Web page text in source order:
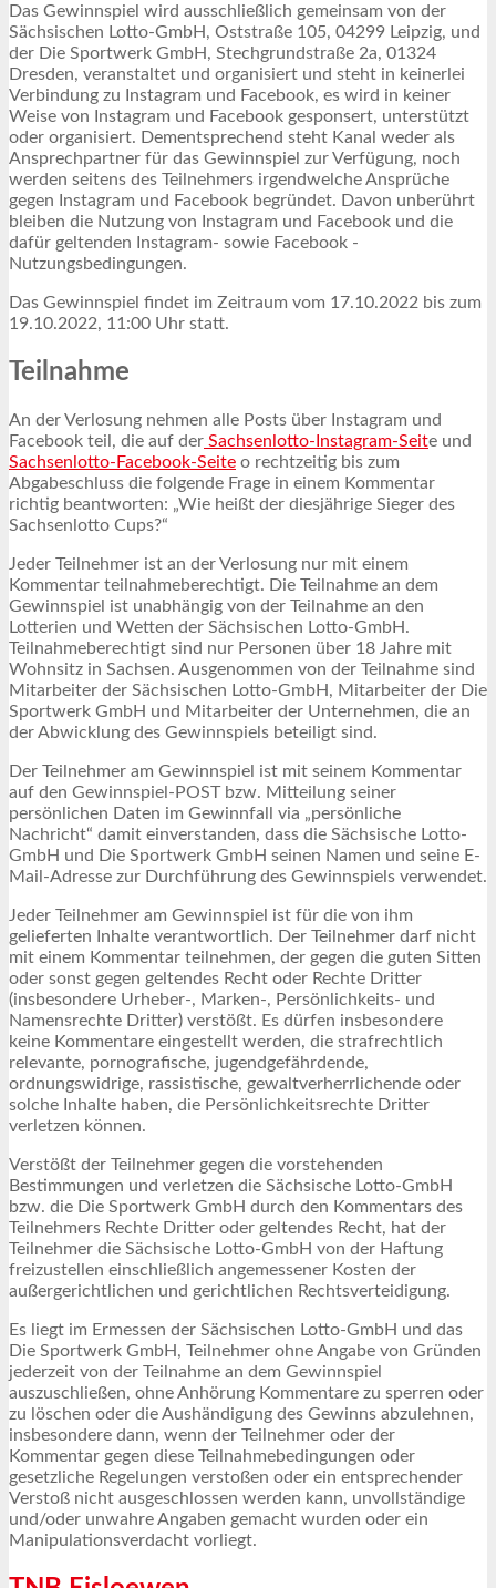
Das Gewinnspiel wird ausschließlich gemeinsam von der
Sächsischen Lotto-GmbH, Oststraße 105, 04299 Leipzig, und
der Die Sportwerk GmbH, Stechgrundstraße 2a, 01324
Dresden, veranstaltet und organisiert und steht in keinerlei
Verbindung zu Instagram und Facebook, es wird in keiner
Weise von Instagram und Facebook gesponsert, unterstützt
oder organisiert. Dementsprechend steht Kanal weder als
Ansprechpartner für das Gewinnspiel zur Verfügung, noch
werden seitens des Teilnehmers irgendwelche Ansprüche
gegen Instagram und Facebook begründet. Davon unberührt
bleiben die Nutzung von Instagram und Facebook und die
dafür geltenden Instagram- sowie Facebook -
Nutzungsbedingungen.
Das Gewinnspiel findet im Zeitraum vom 17.10.2022 bis zum
19.10.2022, 11:00 Uhr statt.
Teilnahme
An der Verlosung nehmen alle Posts über Instagram und
Facebook teil, die auf der Sachsenlotto-Instagram-Seite und
Sachsenlotto-Facebook-Seite o rechtzeitig bis zum
Abgabeschluss die folgende Frage in einem Kommentar
richtig beantworten: „Wie heißt der diesjährige Sieger des
Sachsenlotto Cups?“
Jeder Teilnehmer ist an der Verlosung nur mit einem
Kommentar teilnahmeberechtigt. Die Teilnahme an dem
Gewinnspiel ist unabhängig von der Teilnahme an den
Lotterien und Wetten der Sächsischen Lotto-GmbH.
Teilnahmeberechtigt sind nur Personen über 18 Jahre mit
Wohnsitz in Sachsen. Ausgenommen von der Teilnahme sind
Mitarbeiter der Sächsischen Lotto-GmbH, Mitarbeiter der Die
Sportwerk GmbH und Mitarbeiter der Unternehmen, die an
der Abwicklung des Gewinnspiels beteiligt sind.
Der Teilnehmer am Gewinnspiel ist mit seinem Kommentar
auf den Gewinnspiel-POST bzw. Mitteilung seiner
persönlichen Daten im Gewinnfall via „persönliche
Nachricht“ damit einverstanden, dass die Sächsische Lotto-
GmbH und Die Sportwerk GmbH seinen Namen und seine E-
Mail-Adresse zur Durchführung des Gewinnspiels verwendet.
Jeder Teilnehmer am Gewinnspiel ist für die von ihm
gelieferten Inhalte verantwortlich. Der Teilnehmer darf nicht
mit einem Kommentar teilnehmen, der gegen die guten Sitten
oder sonst gegen geltendes Recht oder Rechte Dritter
(insbesondere Urheber-, Marken-, Persönlichkeits- und
Namensrechte Dritter) verstößt. Es dürfen insbesondere
keine Kommentare eingestellt werden, die strafrechtlich
relevante, pornografische, jugendgefährdende,
ordnungswidrige, rassistische, gewaltverherrlichende oder
solche Inhalte haben, die Persönlichkeitsrechte Dritter
verletzen können.
Verstößt der Teilnehmer gegen die vorstehenden
Bestimmungen und verletzen die Sächsische Lotto-GmbH
bzw. die Die Sportwerk GmbH durch den Kommentars des
Teilnehmers Rechte Dritter oder geltendes Recht, hat der
Teilnehmer die Sächsische Lotto-GmbH von der Haftung
freizustellen einschließlich angemessener Kosten der
außergerichtlichen und gerichtlichen Rechtsverteidigung.
Es liegt im Ermessen der Sächsischen Lotto-GmbH und das
Die Sportwerk GmbH, Teilnehmer ohne Angabe von Gründen
jederzeit von der Teilnahme an dem Gewinnspiel
auszuschließen, ohne Anhörung Kommentare zu sperren oder
zu löschen oder die Aushändigung des Gewinns abzulehnen,
insbesondere dann, wenn der Teilnehmer oder der
Kommentar gegen diese Teilnahmebedingungen oder
gesetzliche Regelungen verstoßen oder ein entsprechender
Verstoß nicht ausgeschlossen werden kann, unvollständige
und/oder unwahre Angaben gemacht wurden oder ein
Manipulationsverdacht vorliegt.